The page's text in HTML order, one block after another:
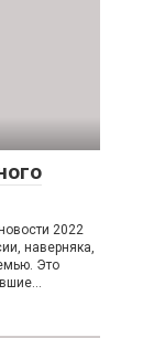
2022
наверняка,
Это